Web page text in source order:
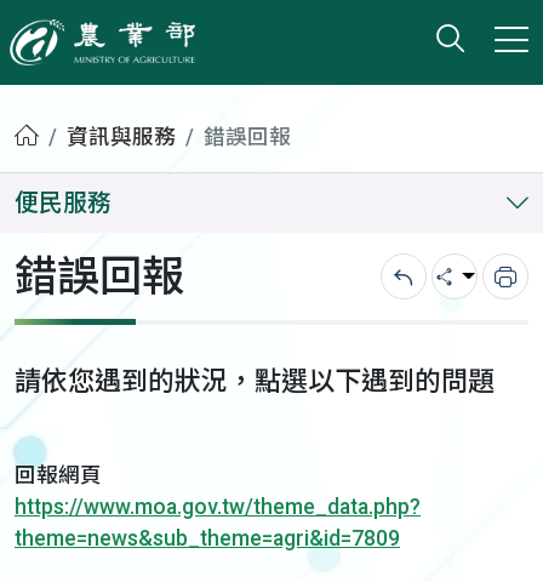
農業部
打開
小版
首頁資訊與服務 錯誤回報
便民服務
錯誤回報 回上一頁
分享 列
請依您遇到的狀況，點選以下遇到的問題
回報網頁
https://www.moa.gov.tw/theme_data.php?
theme=news&sub_theme=agri&id=7809